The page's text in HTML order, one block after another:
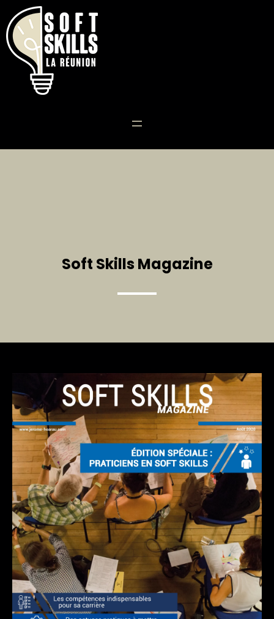
Soft Skills Magazine